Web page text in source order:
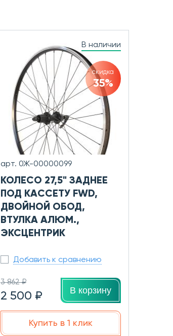
В наличии
скидка
35%
арт. 0Ж-00000099
КОЛЕСО 27,5" ЗАДНЕЕ
ПОД КАССЕТУ FWD,
ДВОЙНОЙ ОБОД,
ВТУЛКА АЛЮМ.,
ЭКСЦЕНТРИК
Добавить к сравнению
3 862 ₽
2 500 ₽ В корзину
Купить в 1 клик